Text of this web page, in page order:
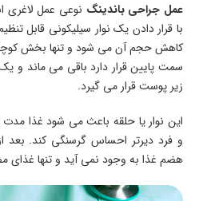
عمل جراحی باندینگ نوعی عمل
با قرار دادن یک نوار سیلیکونی قابل
کاهش حجم آن می شود و تنها بخش
سمت پایین قرار دارد باقی می ماند و
زیر پوست قرار می گیرد.
این نوار یا حلقه باعث می شود غذا
و فرد دیرتر احساس گرسنگی کند. بعد
هضم غذا به وجود نمی آید و تنها غذای